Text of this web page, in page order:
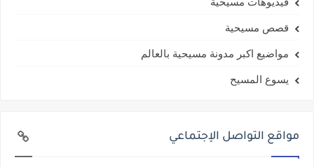
قصص مسيحية
مواضيع اكبر مدونة مسيحية بالعالم
يسوع المسيح
مواقع التواصل الإجتماعي